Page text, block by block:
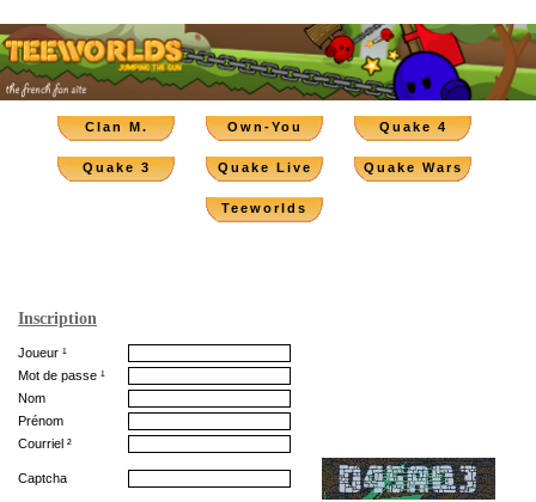
Clan M. Own-You Quake 4
Quake 3 Quake Live Quake Wars
Teeworlds
Inscription
Joueur ¹
Mot de passe ¹
Nom
Prénom
Courriel ²
Captcha